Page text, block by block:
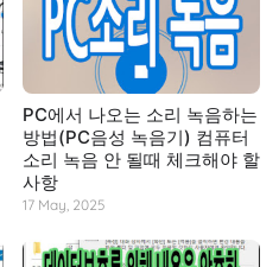
PC에서 나오는 소리 녹음하는
방법(PC음성 녹음기) 컴퓨터
소리 녹음 안 될때 체크해야 할
사항
17 May, 2025